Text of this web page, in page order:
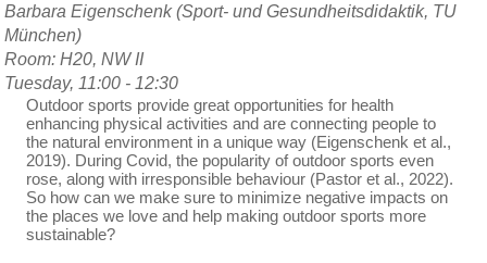
Barbara Eigenschenk (Sport- und Gesundheitsdidaktik, TU
München)
Room: H20, NW II
Tuesday, 11:00 - 12:30
Outdoor sports provide great opportunities for health
enhancing physical activities and are connecting people to
the natural environment in a unique way (Eigenschenk et al.,
2019). During Covid, the popularity of outdoor sports even
rose, along with irresponsible behaviour (Pastor et al., 2022).
So how can we make sure to minimize negative impacts on
the places we love and help making outdoor sports more
sustainable?